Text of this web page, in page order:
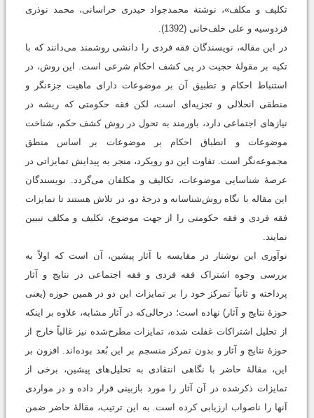
تکلیف و مکلف»، نوشتة محمدجواد حیدری خراسانی، محمد نوذری
فردوسیه و علی خلف‌خانی (1392).
در این مقاله، نویسندگان فقه فردی را دانشی روشمند می‌دانند که با
تکیه بر مقولۀ حجیت در پی کشف احکام شرعی است. این روش، در
استنباط احکام و تطبیق آن بر موضوعات دارای ماهیت جزءنگر و
منطقی انحلالی و تجزیه‌ای است، لکن فقه حکومتی که ریشه در
نیازهای اجتماعی دارد، باورمند به تحول در روش کشف حکم، شناخت
موضوعات و انطباق احکام بر موضوعات بر اساس منطق
مجموعه‌نگر است. تفاوت این دو رویکرد، منجر به پیدایش تمایزاتی‌ در
عرصۀ شناسایی موضوعات، تکالیف و مکلفان می‌گردد. نویسندگان
این مقاله با نگاه روش‌شناسانه و درجۀ دو، در تلاش هستند تا تمایزات
فقه فردی و فقه حکومتی را از جهت موضوع، تکلیف و مکلف تبیین
نمایند.
نوآوری این نوشتار در مقایسه با آثار پیشین، آن است که اولاً به
بررسی وجوه اشتراک فقه فردی و فقه اجتماعی در نتایج و آثار
پرداخته و ثانیاً تمرکز خود را بر تمایزات این دو در همین حوزه (یعنی
حوزۀ نتایج و آثار) نهاده است؛ درحالی‌که در آثار مشابه، علاوه بر اینکه
از تحلیل اشتراکات غفلت شده، تمایزات مطرح‌شده نیز غالباً خارج از
حوزۀ نتایج و آثار و بدون تمرکز منسجم بر این بُعد بوده‌اند. افزون بر
این، مقالۀ حاضر با نگاهی انتقادی به تحلیل‌های پیشین، برخی از
تمایزات ذکرشده در آن آثار را مورد بازبینی قرار داده و در مواردی
آنها را ناصواب ارزیابی کرده است. به این ترتیب، مقالۀ حاضر ضمن